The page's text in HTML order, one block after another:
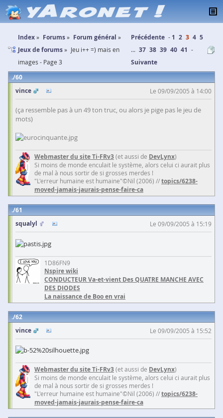
Index Forums
Forum général
Jeux de forums
Jeu i++ =) mais en
images - Page 3
Précédente 1 2 3 4 5
... 37 38 39 40 41
Suivante
60
vince
Le 09/09/2005 à 14:00
(ça ressemble pas à un 49 ton truc, ou alors je pige pas le jeu de
mots)
Webmaster du site Ti-FRv3(et aussi de DevLynx)
Si moins de monde enculait le système, alors celui ci aurait plus
de mal à nous sortir de si grosses merdes !
"L'erreur humaine est humaine"©Nil (2006) //topics/6238-
moved-jamais-jaurais-pense-faire-ca
61
squalyl
Le 09/09/2005 à 15:19
1D86FN9
Nspire wiki
CONDUCTEUR Va-et-vient Des QUATRE MANCHE AVEC
DES DIODES
La naissance de Boo en vrai
62
vince
Le 09/09/2005 à 15:52
Webmaster du site Ti-FRv3(et aussi de DevLynx)
Si moins de monde enculait le système, alors celui ci aurait plus
de mal à nous sortir de si grosses merdes !
"L'erreur humaine est humaine"©Nil (2006) //topics/6238-
moved-jamais-jaurais-pense-faire-ca